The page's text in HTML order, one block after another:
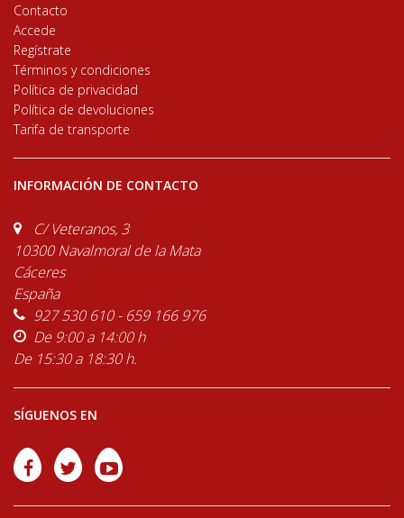
Contacto
Accede
Regístrate
Términos y condiciones
Política de privacidad
Política de devoluciones
Tarifa de transporte
INFORMACIÓN DE CONTACTO
C/ Veteranos, 3
10300 Navalmoral de la Mata
Cáceres
España
927 530 610 - 659 166 976
De 9:00 a 14:00 h
De 15:30 a 18:30 h.
SÍGUENOS EN